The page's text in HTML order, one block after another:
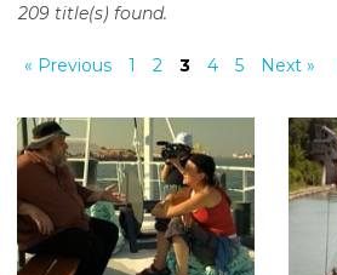
o
n
t
209 title(s) found.
« Previous 1 2 3 4 5 Next »